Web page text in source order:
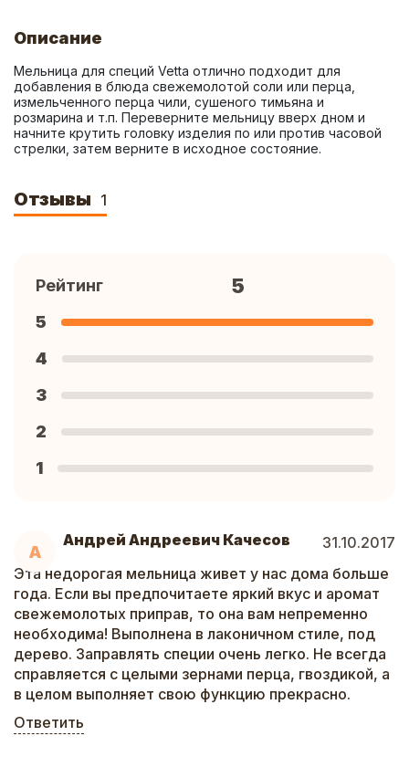
Описание
Мельница для специй Vetta отлично подходит для
добавления в блюда свежемолотой соли или перца,
измельченного перца чили, сушеного тимьяна и
розмарина и т.п. Переверните мельницу вверх дном и
начните крутить головку изделия по или против часовой
стрелки, затем верните в исходное состояние.
Отзывы 1
А
Андрей Андреевич Качесов
31.10.2017
Эта недорогая мельница живет у нас дома больше
года. Если вы предпочитаете яркий вкус и аромат
свежемолотых приправ, то она вам непременно
необходима! Выполнена в лаконичном стиле, под
дерево. Заправлять специи очень легко. Не всегда
справляется с целыми зернами перца, гвоздикой, а
в целом выполняет свою функцию прекрасно.
Ответить
Рейтинг 5
5
4
3
2
1